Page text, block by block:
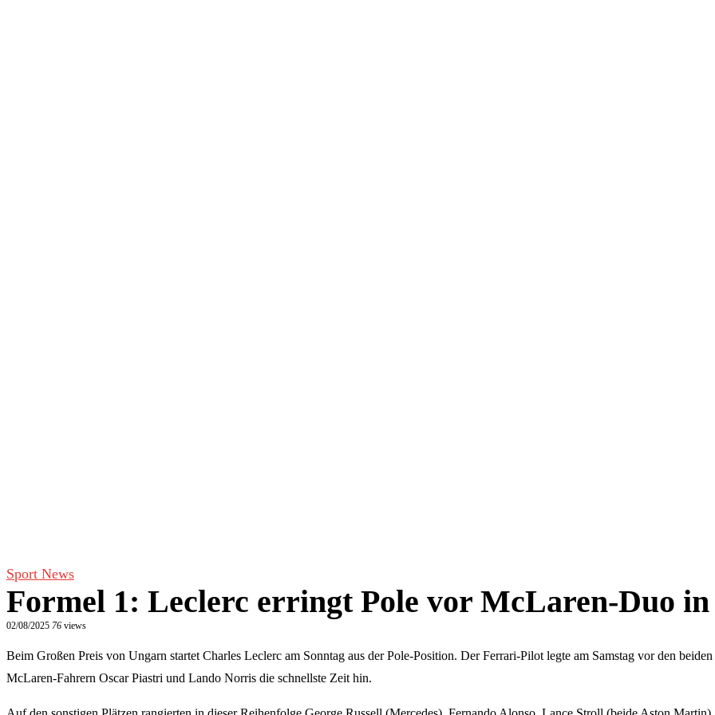
Sport News
Formel 1: Leclerc erringt Pole vor McLaren-Duo
02/08/2025 76 views
Beim Großen Preis von Ungarn startet Charles Leclerc am Sonntag aus der Pole-Position. Der Ferrari-Pilot legte am Samstag vor den beiden
McLaren-Fahrern Oscar Piastri und Lando Norris die schnellste Zeit hin.